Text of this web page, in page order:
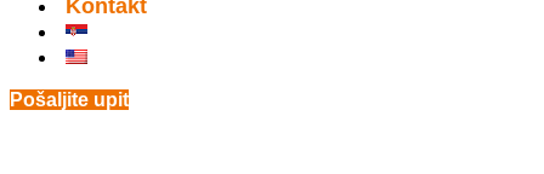
Kontakt
Pošaljite upit